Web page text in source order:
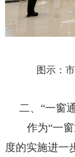
图示：
二、“一窗
作为“一
度的实施进一